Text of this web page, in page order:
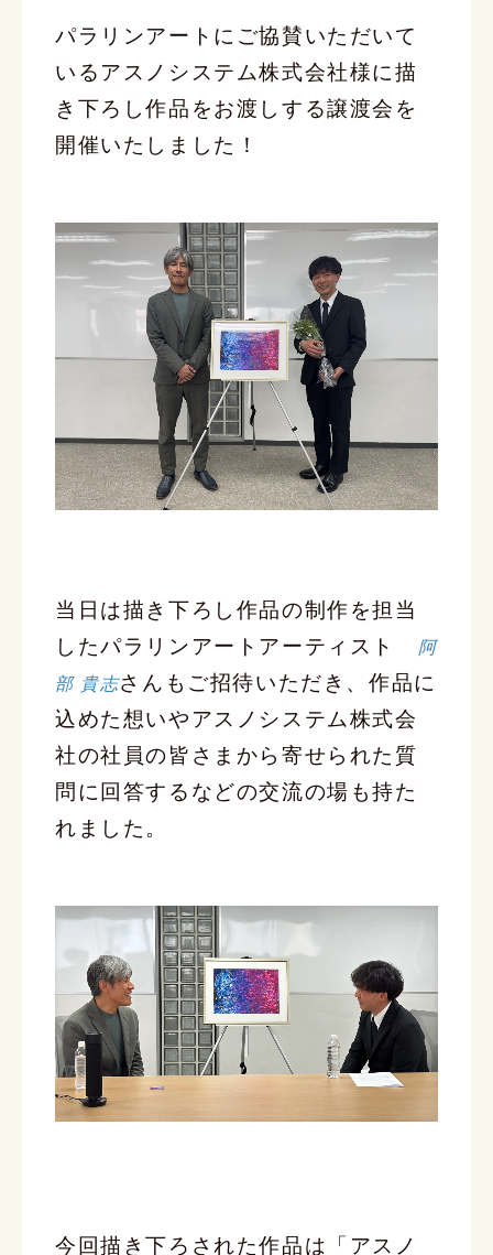
パラリンアートにご協賛いただいて
いるアスノシステム株式会社様に描
き下ろし作品をお渡しする譲渡会を
開催いたしました！
当日は描き下ろし作品の制作を担当
したパラリンアートアーティスト
阿
部 貴志さんもご招待いただき、作品に
込めた想いやアスノシステム株式会
社の社員の皆さまから寄せられた質
問に回答するなどの交流の場も持た
れました。
今回描き下ろされた作品は「アスノ